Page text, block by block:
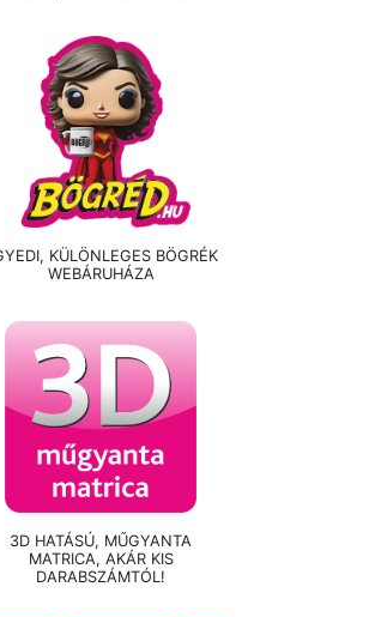
KÜLÖNLEGES BÖGRÉK
WEBÁRUHÁZA
3D HATÁSÚ, MŰGYANTA
MATRICA, AKÁR KIS
DARABSZÁMTÓL!